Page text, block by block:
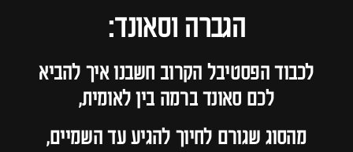
הגברה וסאונד:
לכבוד הפסטיבל הקרוב חשבנו איך להביא
לכם סאונד ברמה בין לאומית,
מהסוג שגורם לחיוך להגיע עד השמיים,